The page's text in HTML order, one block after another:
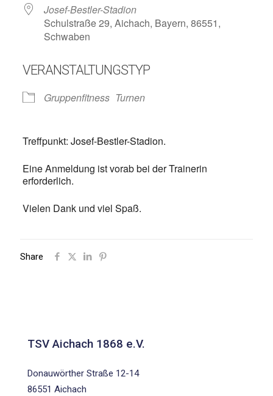
Josef-Bestler-Stadion
Schulstraße 29, Aichach, Bayern, 86551,
Schwaben
VERANSTALTUNGSTYP
Gruppenfitness Turnen
Treffpunkt: Josef-Bestler-Stadion.
Eine Anmeldung ist vorab bei der Trainerin
erforderlich.
Vielen Dank und viel Spaß.
Share
TSV Aichach 1868 e.V.
Donauwörther Straße 12-14
86551 Aichach